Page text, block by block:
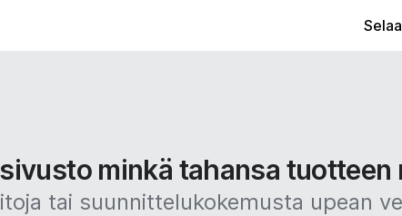
minkä tahansa
tai suunnittelukokemusta upean